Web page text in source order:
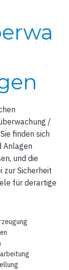
/
finden sich
Anlagen
und die
zur Sicherheit
für derartige